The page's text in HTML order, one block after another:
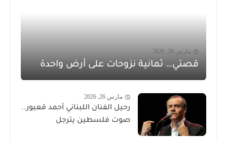
مارس 26, 2026
قصتي… ثمانية نزوحات على أرض واحدة
مارس 26, 2026
رحيل الفنان اللبناني أحمد قعبور..
صوت فلسطين يترجل